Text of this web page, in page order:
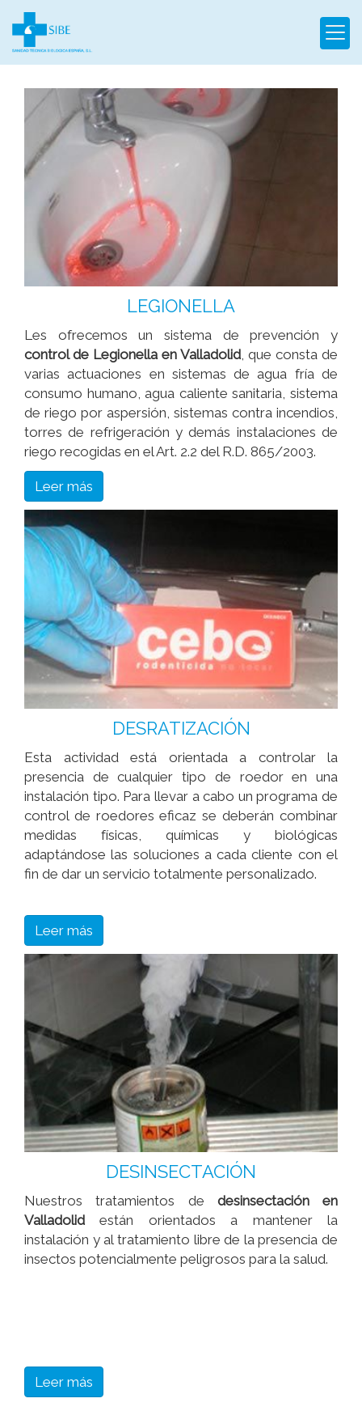
Empresa de control
LEGIONELLA
Les ofrecemos un sistema de prevención y
control de Legionella en Valladolid, que consta de
varias actuaciones en sistemas de agua fría de
consumo humano, agua caliente sanitaria, sistema
de riego por aspersión, sistemas contra incendios,
torres de refrigeración y demás instalaciones de
riego recogidas en el Art. 2.2 del R.D. 865/2003.
Leer más
DESRATIZACIÓN
Esta actividad está orientada a controlar la
presencia de cualquier tipo de roedor en una
instalación tipo. Para llevar a cabo un programa de
control de roedores eficaz se deberán combinar
medidas físicas, químicas y biológicas
adaptándose las soluciones a cada cliente con el
fin de dar un servicio totalmente personalizado.
Leer más
DESINSECTACIÓN
Nuestros tratamientos de desinsectación en
Valladolid están orientados a mantener la
instalación y al tratamiento libre de la presencia de
insectos potencialmente peligrosos para la salud.
Leer más